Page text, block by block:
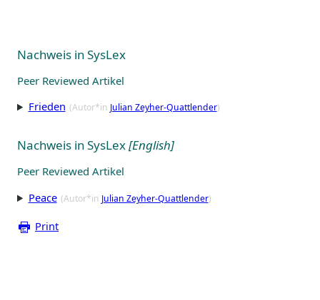
Nachweis in SysLex
Peer Reviewed Artikel
Frieden (Autor*in Julian Zeyher-Quattlender)
Nachweis in SysLex[English]
Peer Reviewed Artikel
Peace (Autor*in Julian Zeyher-Quattlender)
Print